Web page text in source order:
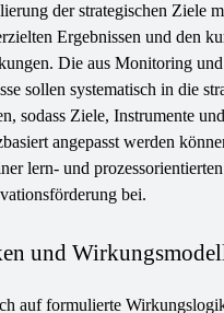
der strategischen Ziele
Ergebnissen und den
Die aus Monitoring
sollen systematisch in die
sodass Ziele, Instrumente
angepasst werden
lern- und prozessorientierten
bei.
und
auf formulierte